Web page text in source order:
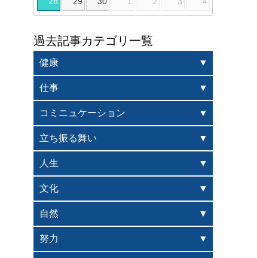
過去記事カテゴリ一覧
健康
仕事
コミニュケーション
立ち振る舞い
人生
文化
自然
努力